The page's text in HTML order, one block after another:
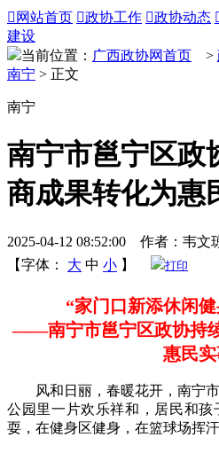
 网站首页 政协工作 政协动态
建设
当前位置： 广西政协网首页 >
南宁 > 正文
南宁
南宁市邕宁区政
商成果转化为惠
2025-04-12 08:52:00 作者：韦
【字体：
大 中 小 】 打印
“家门口新添休闲
——南宁市邕宁区政协持
惠民
风和日丽，春暖花开，南宁市
公园里一片欢乐祥和，居民和
耍，在健身区健身，在篮球场挥